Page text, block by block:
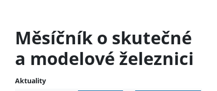
Měsíčník o skutečné
a modelové železnici
Aktuality